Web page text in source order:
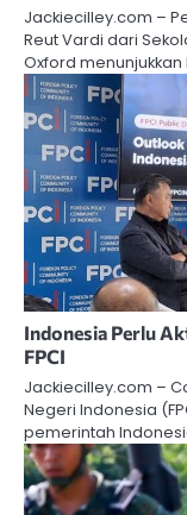
Jackiecilley.com –
Reut Vardi dari
Oxford
Indonesia Perlu
FPCI
Jackiecilley.com –
Negeri Indonesia
pemerintah